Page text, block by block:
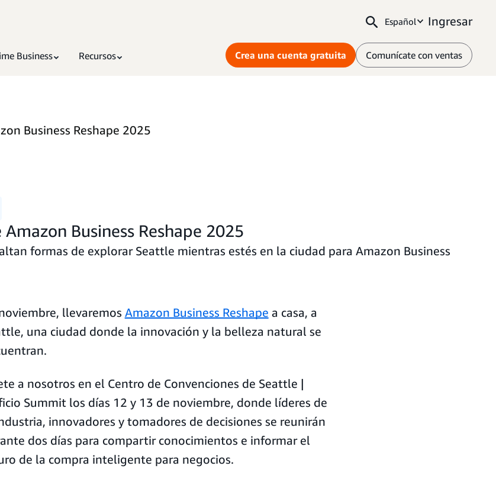
Español Ingresar
Business Recursos Crea una cuenta gratuita Comunícate con ventas
Business Reshape 2025
Business Reshape 2025
formas de explorar Seattle mientras estés en la ciudad para Amazon Business
llevaremos Amazon Business Reshape a casa, a
una ciudad donde la innovación y la belleza natural se
a nosotros en el Centro de Convenciones de Seattle |
Summit los días 12 y 13 de noviembre, donde líderes de
innovadores y tomadores de decisiones se reunirán
dos días para compartir conocimientos e informar el
de la compra inteligente para negocios.